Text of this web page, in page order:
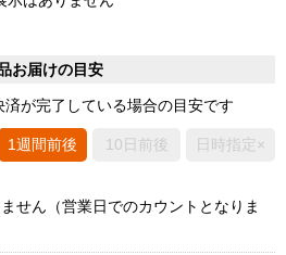
お届けの目安
が完了している場合の目安です
1週間前後 10日前後 日時指定×
せん（営業日でのカウントとなりま